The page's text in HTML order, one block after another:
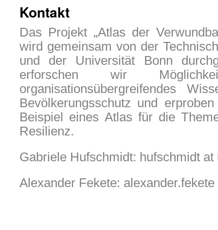
Kontakt
Das Projekt „Atlas der
wird gemeinsam von der
und der Universität Bonn
erforschen wir
organisationsübergreifendes
Bevölkerungsschutz und
Beispiel eines Atlas für die
Resilienz.
Gabriele Hufschmidt: hufschmidt at
Alexander Fekete: